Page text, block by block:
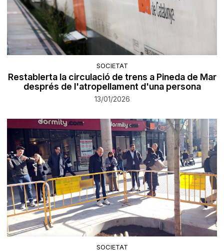
SOCIETAT
Restablerta la circulació de trens a Pineda de Mar
després de l'atropellament d'una persona
13/01/2026
SOCIETAT